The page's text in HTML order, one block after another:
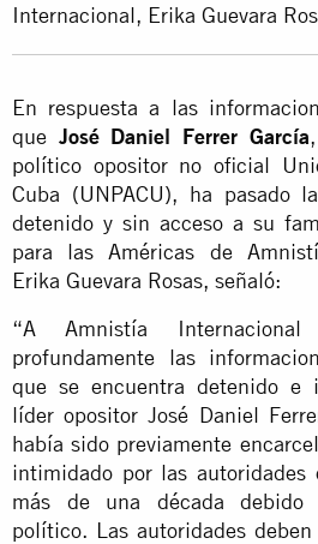
Internacional, Erika Guevara
En respuesta a las
que José Daniel Ferrer García
político opositor no oficial
Cuba (UNPACU), ha pasado
detenido y sin acceso a su
para las Américas de
Erika Guevara Rosas, señaló:
“A Amnistía
profundamente las
que se encuentra detenido e
líder opositor José Daniel
había sido previamente
intimidado por las autoridades
más de una década
político. Las autoridades deben